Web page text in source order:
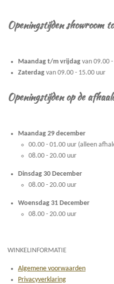
Openingstijden showroom
Maandag t/m vrijdag van 09.00
Zaterdag van 09.00 - 15.00 uur
Openingstijden op de
Maandag 29 december
00.00 - 01.00 uur (alleen
08.00 - 20.00 uur
Dinsdag 30 December
08.00 - 20.00 uur
Woensdag 31 December
08.00 - 20.00 uur
WINKELINFORMATIE
Algemene voorwaarden
Privacyverklaring